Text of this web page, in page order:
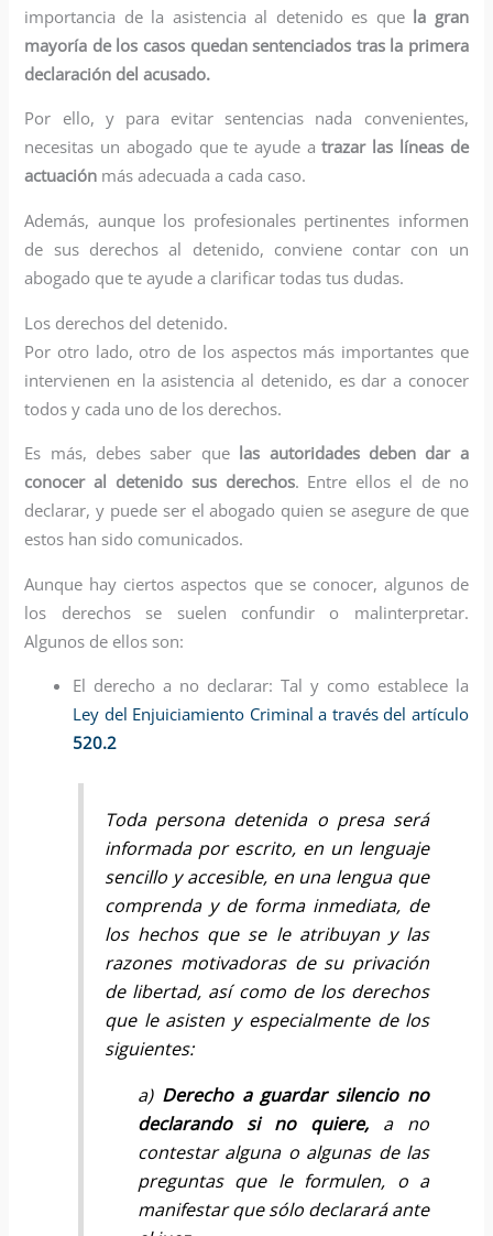
importancia de la asistencia al detenido es que la gran
mayoría de los casos quedan sentenciados tras la primera
declaración del acusado.
Por ello, y para evitar sentencias nada convenientes,
necesitas un abogado que te ayude atrazar las líneas de
actuación más adecuada a cada caso.
Además, aunque los profesionales pertinentes informen
de sus derechos al detenido, conviene contar con un
abogado que te ayude a clarificar todas tus dudas.
Los derechos del detenido.
Por otro lado, otro de los aspectos más importantes que
intervienen en la asistencia al detenido, es dar a conocer
todos y cada uno de los derechos.
Es más, debes saber que las autoridades deben dar a
conocer al detenido sus derechos. Entre ellos el de no
declarar, y puede ser el abogado quien se asegure de que
estos han sido comunicados.
Aunque hay ciertos aspectos que se conocer, algunos de
los derechos se suelen confundir o malinterpretar.
Algunos de ellos son:
El derecho a no declarar: Tal y como establece la
Ley del Enjuiciamiento Criminal a través del artículo
520.2
Toda persona detenida o presa será
informada por escrito, en un lenguaje
sencillo y accesible, en una lengua que
comprenda y de forma inmediata, de
los hechos que se le atribuyan y las
razones motivadoras de su privación
de libertad, así como de los derechos
que le asisten y especialmente de los
siguientes:
a) Derecho a guardar silencio no
declarando si no quiere, a no
contestar alguna o algunas de las
preguntas que le formulen, o a
manifestar que sólo declarará ante